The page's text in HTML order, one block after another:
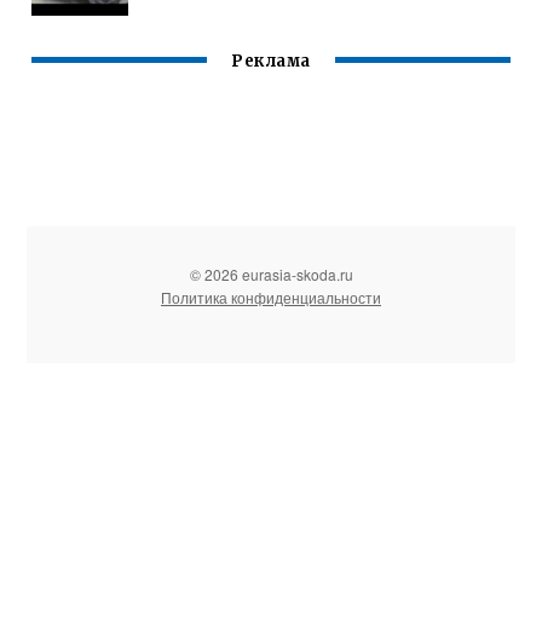
Реклама
© 2026 eurasia-skoda.ru
Политика конфиденциальности